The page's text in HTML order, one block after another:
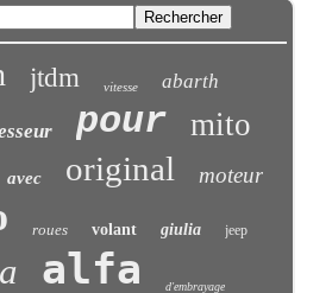
jtdm vitesse abarth
pour mito
avec original moteur
roues volant giulia jeep
alfa d'embrayage